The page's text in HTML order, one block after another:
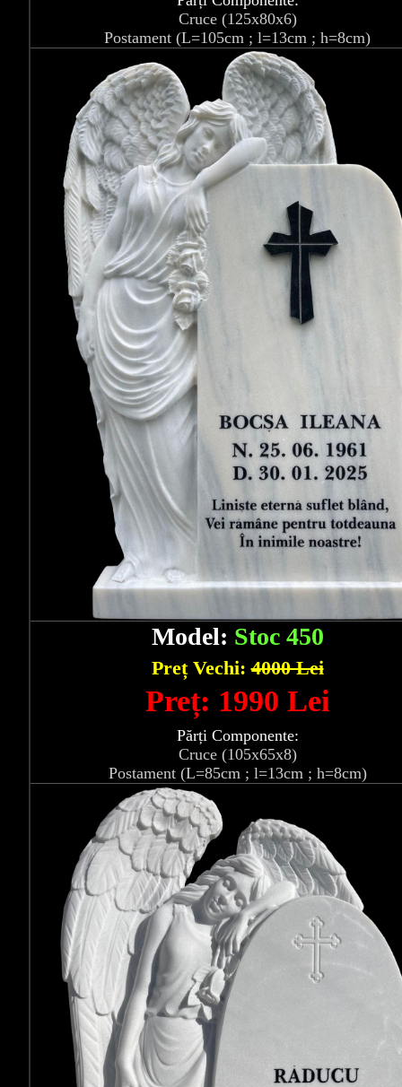
Cruce (125x80x6)
Postament (L=105cm ; l=13cm ; h=8cm)
Model: Stoc 450
Preț Vechi:4000 Lei
Preț: 1990 Lei
Părți Componente:
Cruce (105x65x8)
Postament (L=85cm ; l=13cm ; h=8cm)